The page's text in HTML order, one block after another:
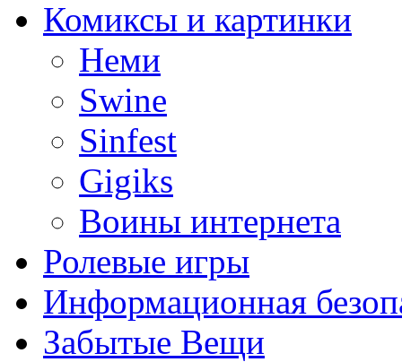
Комиксы и картинки
Неми
Swine
Sinfest
Gigiks
Воины интернета
Ролевые игры
Информационная
Забытые Вещи